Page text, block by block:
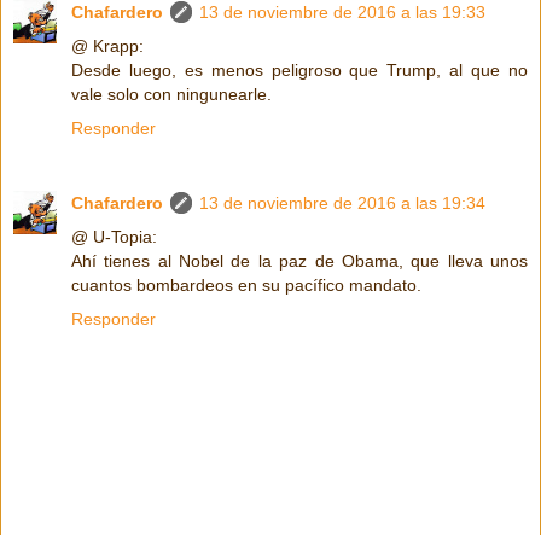
Chafardero
13 de noviembre de 2016 a las 19:33
@ Krapp:
Desde luego, es menos peligroso que Trump, al que no
vale solo con ningunearle.
Responder
Chafardero
13 de noviembre de 2016 a las 19:34
@ U-Topia:
Ahí tienes al Nobel de la paz de Obama, que lleva unos
cuantos bombardeos en su pacífico mandato.
Responder